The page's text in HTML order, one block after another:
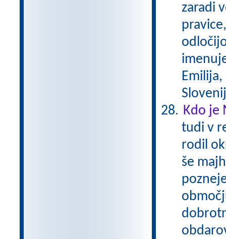
zaradi
Kdo je
tudi v
rodil
še